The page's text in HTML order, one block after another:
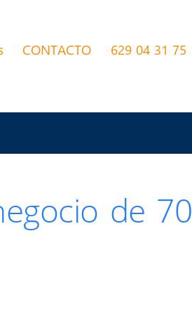
CONTACTO 629 04 31 75
de 70